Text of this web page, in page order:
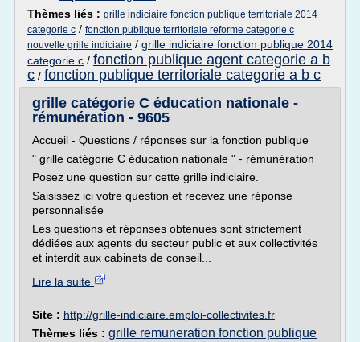
Thèmes liés : grille indiciaire fonction publique territoriale 2014
categorie c / fonction publique territoriale reforme categorie c
nouvelle grille indiciaire / grille indiciaire fonction publique 2014
categorie c / fonction publique agent categorie a b
c / fonction publique territoriale categorie a b c
grille catégorie C éducation nationale -
rémunération - 9605
Accueil - Questions / réponses sur la fonction publique
" grille catégorie C éducation nationale " - rémunération
Posez une question sur cette grille indiciaire.
Saisissez ici votre question et recevez une réponse
personnalisée
Les questions et réponses obtenues sont strictement
dédiées aux agents du secteur public et aux collectivités
et interdit aux cabinets de conseil...
Lire la suite
Site : http://grille-indiciaire.emploi-collectivites.fr
Thèmes liés : grille remuneration fonction publique